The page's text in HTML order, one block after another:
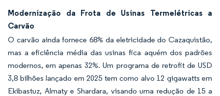
Modernização da Frota de Usinas Termelétricas a
Carvão
O carvão ainda fornece 68% da eletricidade do Cazaquistão,
mas a eficiência média das usinas fica aquém dos padrões
modernos, em apenas 32%. Um programa de retrofit de USD
3,8 bilhões lançado em 2025 tem como alvo 12 gigawatts em
Ekibastuz, Almaty e Shardara, visando uma redução de 15 a